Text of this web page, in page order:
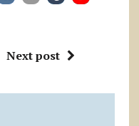
Next post